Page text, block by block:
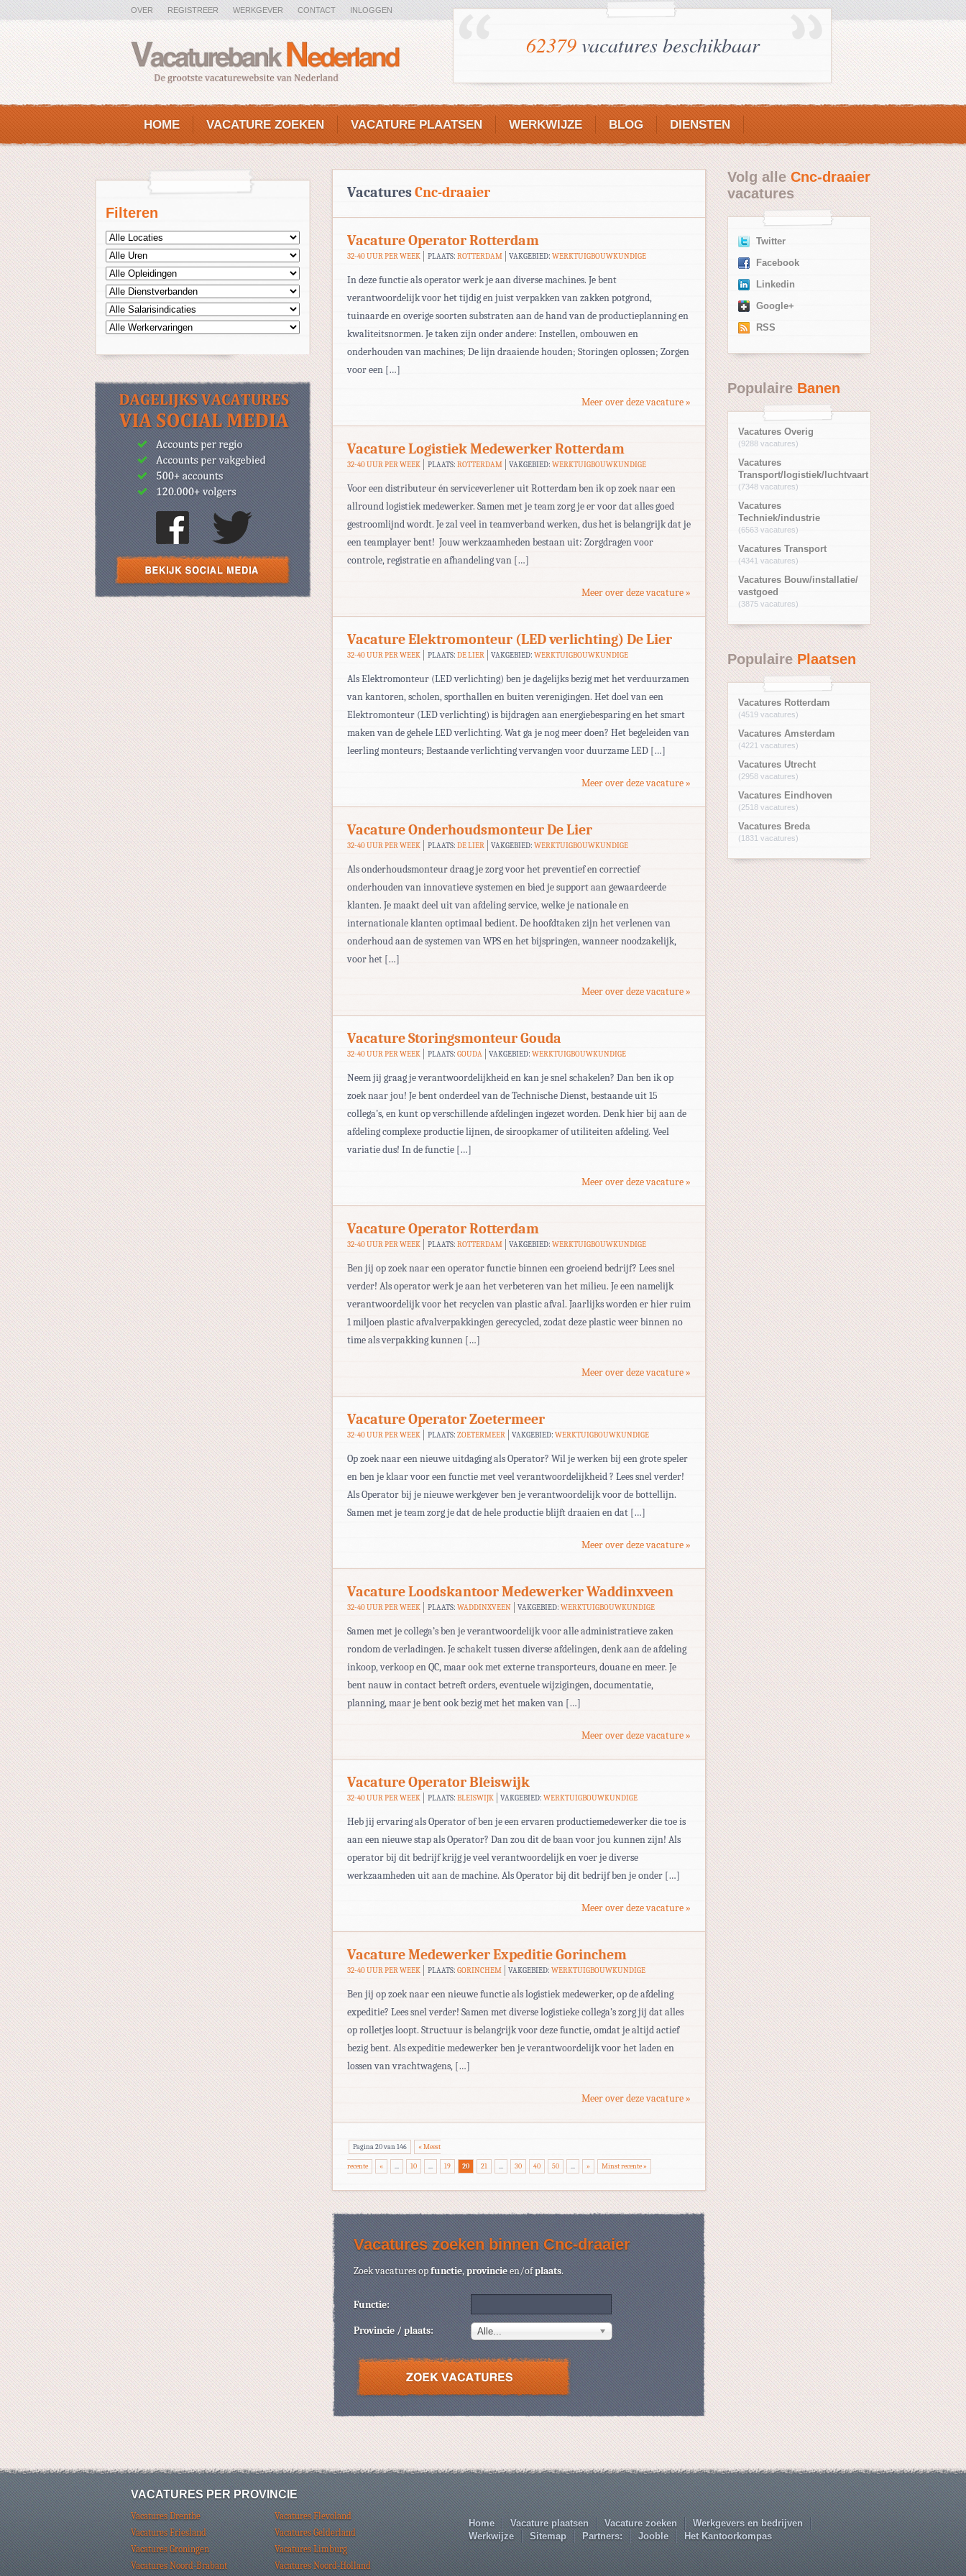
OVER REGISTREER WERKGEVER CONTACT INLOGGEN
62379vacatures beschikbaar
HOME VACATURE ZOEKEN VACATURE PLAATSEN WERKWIJZE BLOG DIENSTEN
Filteren
VacaturesCnc-draaier
Vacature Operator Rotterdam
32-40 UUR PER WEEK PLAATS: ROTTERDAM VAKGEBIED:WERKTUIGBOUWKUNDIGE
In deze functie als operator werk je aan diverse machines. Je bent
verantwoordelijk voor het tijdig en juist verpakken van zakken potgrond,
tuinaarde en overige soorten substraten aan de hand van de productieplanning en
kwaliteitsnormen. Je taken zijn onder andere: Instellen, ombouwen en
onderhouden van machines; De lijn draaiende houden; Storingen oplossen; Zorgen
voor een […]
Meer over deze vacature »
Vacature Logistiek Medewerker Rotterdam
32-40 UUR PER WEEK PLAATS: ROTTERDAM VAKGEBIED:WERKTUIGBOUWKUNDIGE
Voor een distributeur én serviceverlener uit Rotterdam ben ik op zoek naar een
allround logistiek medewerker. Samen met je team zorg je er voor dat alles goed
gestroomlijnd wordt. Je zal veel in teamverband werken, dus het is belangrijk dat je
een teamplayer bent! Jouw werkzaamheden bestaan uit: Zorgdragen voor
controle, registratie en afhandeling van […]
Meer over deze vacature »
Vacature Elektromonteur (LED verlichting) De Lier
32-40 UUR PER WEEK PLAATS: DE LIER VAKGEBIED:WERKTUIGBOUWKUNDIGE
Als Elektromonteur (LED verlichting) ben je dagelijks bezig met het verduurzamen
van kantoren, scholen, sporthallen en buiten verenigingen. Het doel van een
Elektromonteur (LED verlichting) is bijdragen aan energiebesparing en het smart
maken van de gehele LED verlichting. Wat ga je nog meer doen? Het begeleiden van
leerling monteurs; Bestaande verlichting vervangen voor duurzame LED […]
Meer over deze vacature »
Vacature Onderhoudsmonteur De Lier
32-40 UUR PER WEEK PLAATS: DE LIER VAKGEBIED:WERKTUIGBOUWKUNDIGE
Als onderhoudsmonteur draag je zorg voor het preventief en correctief
onderhouden van innovatieve systemen en bied je support aan gewaardeerde
klanten. Je maakt deel uit van afdeling service, welke je nationale en
internationale klanten optimaal bedient. De hoofdtaken zijn het verlenen van
onderhoud aan de systemen van WPS en het bijspringen, wanneer noodzakelijk,
voor het […]
Meer over deze vacature »
Vacature Storingsmonteur Gouda
32-40 UUR PER WEEK PLAATS: GOUDA VAKGEBIED:WERKTUIGBOUWKUNDIGE
Neem jij graag je verantwoordelijkheid en kan je snel schakelen? Dan ben ik op
zoek naar jou! Je bent onderdeel van de Technische Dienst, bestaande uit 15
collega’s, en kunt op verschillende afdelingen ingezet worden. Denk hier bij aan de
afdeling complexe productie lijnen, de siroopkamer of utiliteiten afdeling. Veel
variatie dus! In de functie […]
Meer over deze vacature »
Vacature Operator Rotterdam
32-40 UUR PER WEEK PLAATS: ROTTERDAM VAKGEBIED:WERKTUIGBOUWKUNDIGE
Ben jij op zoek naar een operator functie binnen een groeiend bedrijf? Lees snel
verder! Als operator werk je aan het verbeteren van het milieu. Je een namelijk
verantwoordelijk voor het recyclen van plastic afval. Jaarlijks worden er hier ruim
1 miljoen plastic afvalverpakkingen gerecycled, zodat deze plastic weer binnen no
time als verpakking kunnen […]
Meer over deze vacature »
Vacature Operator Zoetermeer
32-40 UUR PER WEEK PLAATS: ZOETERMEER VAKGEBIED:WERKTUIGBOUWKUNDIGE
Op zoek naar een nieuwe uitdaging als Operator? Wil je werken bij een grote speler
en ben je klaar voor een functie met veel verantwoordelijkheid ? Lees snel verder!
Als Operator bij je nieuwe werkgever ben je verantwoordelijk voor de bottellijn.
Samen met je team zorg je dat de hele productie blijft draaien en dat […]
Meer over deze vacature »
Vacature Loodskantoor Medewerker Waddinxveen
32-40 UUR PER WEEK PLAATS: WADDINXVEEN VAKGEBIED:WERKTUIGBOUWKUNDIGE
Samen met je collega’s ben je verantwoordelijk voor alle administratieve zaken
rondom de verladingen. Je schakelt tussen diverse afdelingen, denk aan de afdeling
inkoop, verkoop en QC, maar ook met externe transporteurs, douane en meer. Je
bent nauw in contact betreft orders, eventuele wijzigingen, documentatie,
planning, maar je bent ook bezig met het maken van […]
Meer over deze vacature »
Vacature Operator Bleiswijk
32-40 UUR PER WEEK PLAATS: BLEISWIJK VAKGEBIED:WERKTUIGBOUWKUNDIGE
Heb jij ervaring als Operator of ben je een ervaren productiemedewerker die toe is
aan een nieuwe stap als Operator? Dan zou dit de baan voor jou kunnen zijn! Als
operator bij dit bedrijf krijg je veel verantwoordelijk en voer je diverse
werkzaamheden uit aan de machine. Als Operator bij dit bedrijf ben je onder […]
Meer over deze vacature »
Vacature Medewerker Expeditie Gorinchem
32-40 UUR PER WEEK PLAATS: GORINCHEM VAKGEBIED:WERKTUIGBOUWKUNDIGE
Ben jij op zoek naar een nieuwe functie als logistiek medewerker, op de afdeling
expeditie? Lees snel verder! Samen met diverse logistieke collega’s zorg jij dat alles
op rolletjes loopt. Structuur is belangrijk voor deze functie, omdat je altijd actief
bezig bent. Als expeditie medewerker ben je verantwoordelijk voor het laden en
lossen van vrachtwagens, […]
Meer over deze vacature »
Pagina 20 van 146 « Meest
recente « ... 10 ... 19 20 21 ... 30 40 50 ... » Minst recente »
Vacatures zoeken binnen Cnc-draaier
Zoek vacatures opfunctie,provincieen/ofplaats.
Functie:
Provincie / plaats: Alle...
Volg alleCnc-draaier
vacatures
Twitter
Facebook
Linkedin
Google+
RSS
PopulaireBanen
Vacatures Overig
(9288 vacatures)
Vacatures
Transport/logistiek/luchtvaart
(7348 vacatures)
Vacatures
Techniek/industrie
(6563 vacatures)
Vacatures Transport
(4341 vacatures)
Vacatures Bouw/installatie/
vastgoed
(3875 vacatures)
Populaire Plaatsen
Vacatures Rotterdam
(4519 vacatures)
Vacatures Amsterdam
(4221 vacatures)
Vacatures Utrecht
(2958 vacatures)
Vacatures Eindhoven
(2518 vacatures)
Vacatures Breda
(1831 vacatures)
VACATURES PER PROVINCIE
Vacatures Drenthe
Vacatures Flevoland
Vacatures Friesland
Vacatures Gelderland
Vacatures Groningen
Vacatures Limburg
Vacatures Noord-Brabant
Vacatures Noord-Holland
Home Vacature plaatsen Vacature zoeken
Werkgevers en bedrijven
Werkwijze
Sitemap Partners: Jooble Het Kantoorkompas